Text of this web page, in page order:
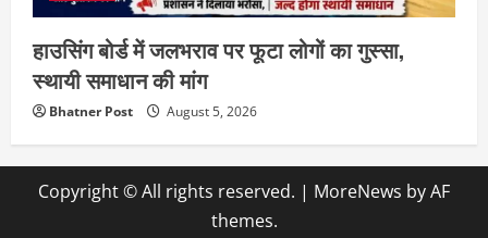
हाउसिंग बोर्ड में जलभराव पर फूटा लोगों का गुस्सा,
स्थायी समाधान की मांग
Bhatner Post August 5, 2026
Copyright © All rights reserved. | MoreNews by AF
themes.